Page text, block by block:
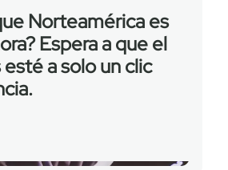
Norteamérica es
Espera a que el
esté a solo un clic